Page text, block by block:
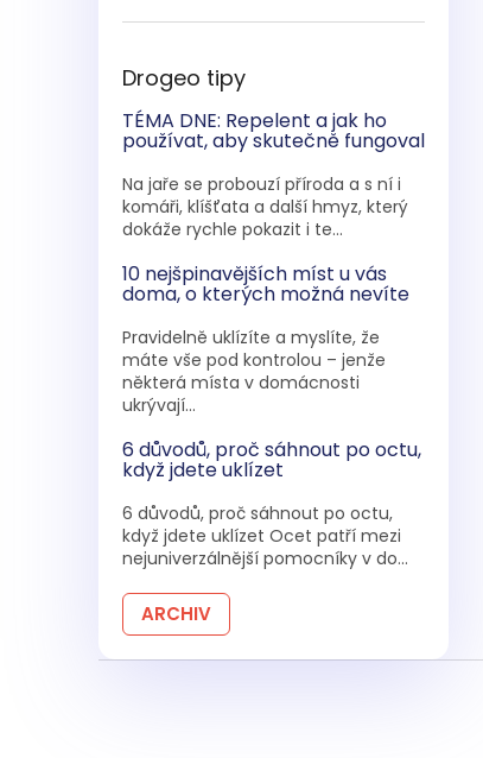
Drogeo tipy
TÉMA DNE: Repelent a jak ho
používat, aby skutečně fungoval
Na jaře se probouzí příroda a s ní i
komáři, klíšťata a další hmyz, který
dokáže rychle pokazit i te...
10 nejšpinavějších míst u vás
doma, o kterých možná nevíte
Pravidelně uklízíte a myslíte, že
máte vše pod kontrolou – jenže
některá místa v domácnosti
ukrývají...
6 důvodů, proč sáhnout po octu,
když jdete uklízet
6 důvodů, proč sáhnout po octu,
když jdete uklízet Ocet patří mezi
nejuniverzálnější pomocníky v do...
ARCHIV